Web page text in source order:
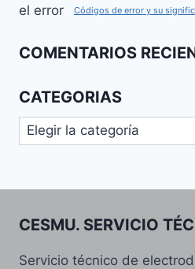
Códigos de error y su
COMENTARIOS
CATEGORIAS
Categorias
CESMU. SERVICIO
Servicio técnico de